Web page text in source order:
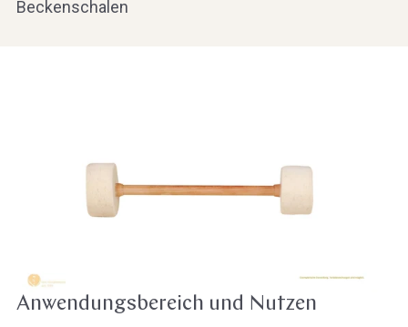
Beckenschalen
Anwendungsbereich und Nutzen